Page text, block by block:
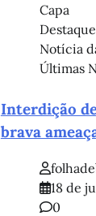
Capa
Notícia
Últimas
Interdição
brava
18 de
0